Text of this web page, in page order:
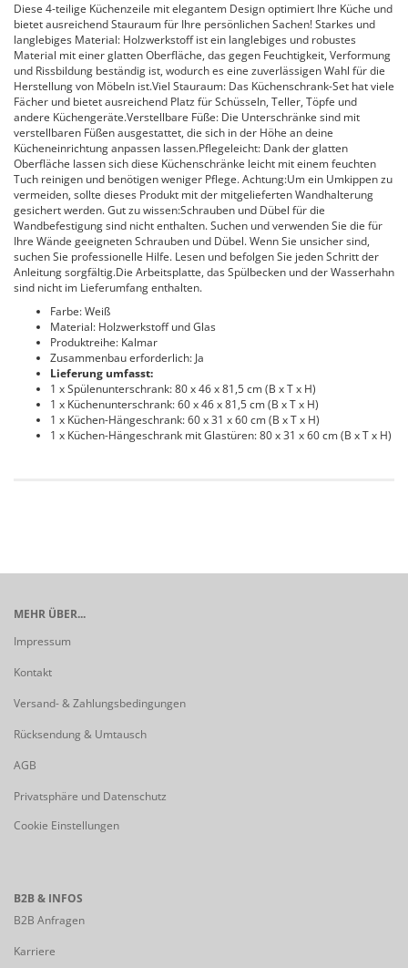
Diese 4-teilige Küchenzeile mit elegantem Design optimiert Ihre Küche und
bietet ausreichend Stauraum für Ihre persönlichen Sachen! Starkes und
langlebiges Material: Holzwerkstoff ist ein langlebiges und robustes
Material mit einer glatten Oberfläche, das gegen Feuchtigkeit, Verformung
und Rissbildung beständig ist, wodurch es eine zuverlässigen Wahl für die
Herstellung von Möbeln ist.Viel Stauraum: Das Küchenschrank-Set hat viele
Fächer und bietet ausreichend Platz für Schüsseln, Teller, Töpfe und
andere Küchengeräte.Verstellbare Füße: Die Unterschränke sind mit
verstellbaren Füßen ausgestattet, die sich in der Höhe an deine
Kücheneinrichtung anpassen lassen.Pflegeleicht: Dank der glatten
Oberfläche lassen sich diese Küchenschränke leicht mit einem feuchten
Tuch reinigen und benötigen weniger Pflege. Achtung:Um ein Umkippen zu
vermeiden, sollte dieses Produkt mit der mitgelieferten Wandhalterung
gesichert werden. Gut zu wissen:Schrauben und Dübel für die
Wandbefestigung sind nicht enthalten. Suchen und verwenden Sie die für
Ihre Wände geeigneten Schrauben und Dübel. Wenn Sie unsicher sind,
suchen Sie professionelle Hilfe. Lesen und befolgen Sie jeden Schritt der
Anleitung sorgfältig.Die Arbeitsplatte, das Spülbecken und der Wasserhahn
sind nicht im Lieferumfang enthalten.
Farbe: Weiß
Material: Holzwerkstoff und Glas
Produktreihe: Kalmar
Zusammenbau erforderlich: Ja
Lieferung umfasst:
1 x Spülenunterschrank: 80 x 46 x 81,5 cm (B x T x H)
1 x Küchenunterschrank: 60 x 46 x 81,5 cm (B x T x H)
1 x Küchen-Hängeschrank: 60 x 31 x 60 cm (B x T x H)
1 x Küchen-Hängeschrank mit Glastüren: 80 x 31 x 60 cm (B x T x H)
MEHR ÜBER...
Impressum
Kontakt
Versand- & Zahlungsbedingungen
Rücksendung & Umtausch
AGB
Privatsphäre und Datenschutz
Cookie Einstellungen
B2B & INFOS
B2B Anfragen
Karriere